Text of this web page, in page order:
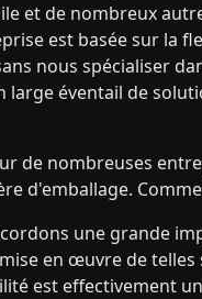
et de nombreux
est basée sur la
nous spécialiser
éventail de
de nombreuses
d'emballage.
une grande
en œuvre de
est effectivement